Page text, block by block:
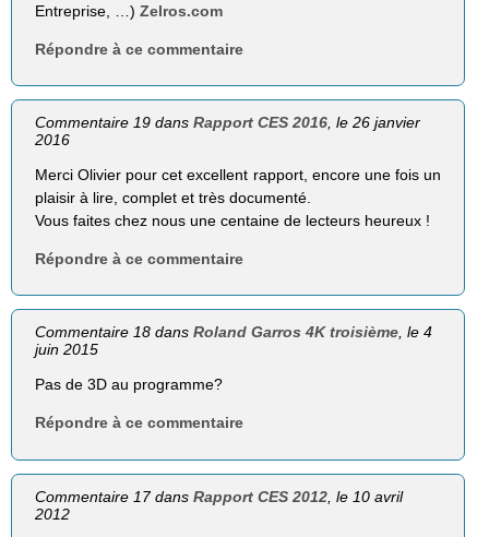
Entreprise, …)Zelros.com
Répondre à ce commentaire
Commentaire 19 dansRapport CES 2016 , le 26 janvier
2016
Merci Olivier pour cet excellent rapport, encore une fois un
plaisir à lire, complet et très documenté.
Vous faites chez nous une centaine de lecteurs heureux !
Répondre à ce commentaire
Commentaire 18 dansRoland Garros 4K troisième, le 4
juin 2015
Pas de 3D au programme?
Répondre à ce commentaire
Commentaire 17 dansRapport CES 2012 , le 10 avril
2012